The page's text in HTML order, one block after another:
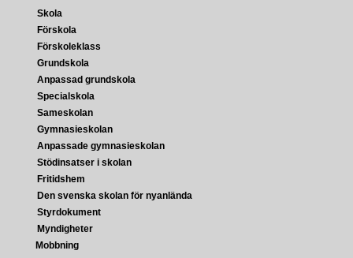
Skola
Förskola
Förskoleklass
Grundskola
Anpassad grundskola
Specialskola
Sameskolan
Gymnasieskolan
Anpassade gymnasieskolan
Stödinsatser i skolan
Fritidshem
Den svenska skolan för nyanlända
Styrdokument
Myndigheter
Mobbning